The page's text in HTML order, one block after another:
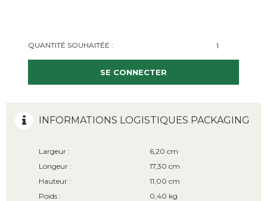
QUANTITÉ SOUHAITÉE :
SE CONNECTER
INFORMATIONS LOGISTIQUES PACKAGING
Largeur :
6,20 cm
Longeur :
17,30 cm
Hauteur :
11,00 cm
Poids :
0,40 kg